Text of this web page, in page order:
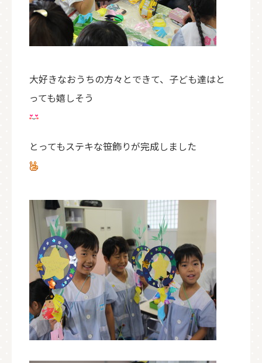
大好きなおうちの方々とできて、子ども達はと
っても嬉しそう
とってもステキな笹飾りが完成しました